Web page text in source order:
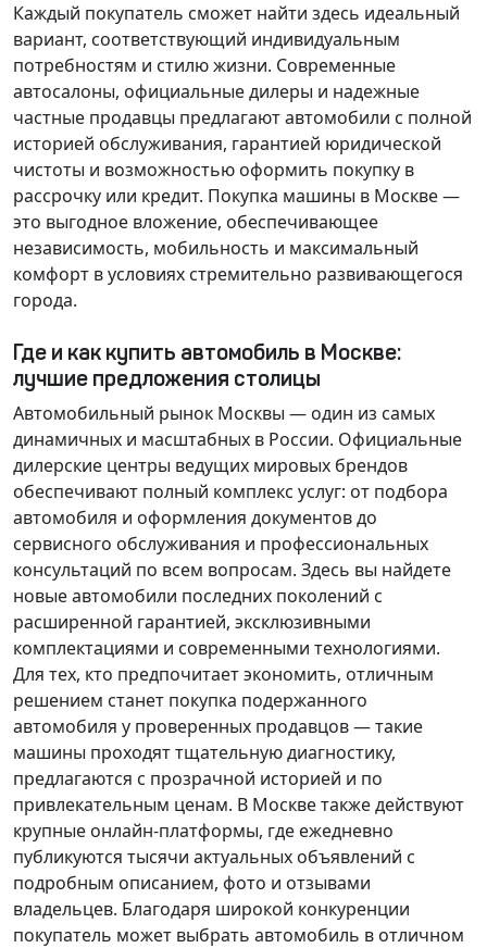
Каждый покупатель сможет найти здесь идеальный
вариант, соответствующий индивидуальным
потребностям и стилю жизни. Современные
автосалоны, официальные дилеры и надежные
частные продавцы предлагают автомобили с полной
историей обслуживания, гарантией юридической
чистоты и возможностью оформить покупку в
рассрочку или кредит. Покупка машины в Москве —
это выгодное вложение, обеспечивающее
независимость, мобильность и максимальный
комфорт в условиях стремительно развивающегося
города.
Где и как купить автомобиль в Москве:
лучшие предложения столицы
Автомобильный рынок Москвы — один из самых
динамичных и масштабных в России. Официальные
дилерские центры ведущих мировых брендов
обеспечивают полный комплекс услуг: от подбора
автомобиля и оформления документов до
сервисного обслуживания и профессиональных
консультаций по всем вопросам. Здесь вы найдете
новые автомобили последних поколений с
расширенной гарантией, эксклюзивными
комплектациями и современными технологиями.
Для тех, кто предпочитает экономить, отличным
решением станет покупка подержанного
автомобиля у проверенных продавцов — такие
машины проходят тщательную диагностику,
предлагаются с прозрачной историей и по
привлекательным ценам. В Москве также действуют
крупные онлайн-платформы, где ежедневно
публикуются тысячи актуальных объявлений с
подробным описанием, фото и отзывами
владельцев. Благодаря широкой конкуренции
покупатель может выбрать автомобиль в отличном